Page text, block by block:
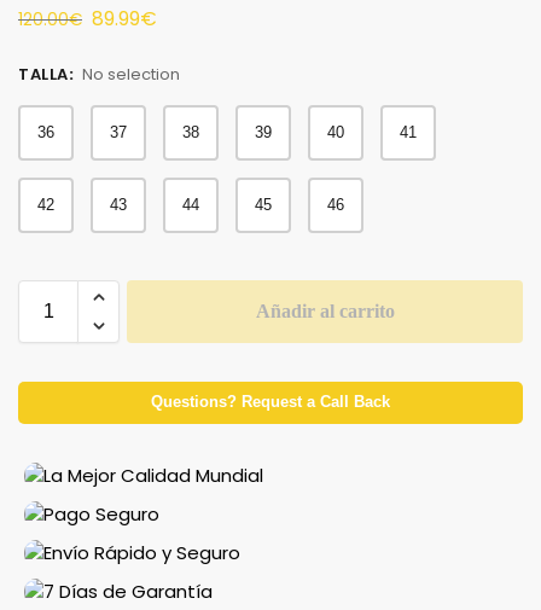
120.00€ 89.99€
TALLA: No selection
36 37 38 39 40 41
42 43 44 45 46
Añadir al carrito
Questions? Request a Call Back